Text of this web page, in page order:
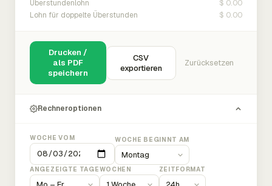
Überstundenlohn $ 0.00
Lohn für doppelte Überstunden $ 0.00
Drucken /
als PDF
speichern
CSV
exportieren
Zurücksetzen
Rechneroptionen
WOCHE VOM WOCHE BEGINNT AM
ANGEZEIGTE TAGEWOCHEN ZEITFORMAT